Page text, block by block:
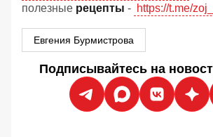
полезные рецепты - https://t.me/
Евгения Бурмистрова
Подписывайтесь на